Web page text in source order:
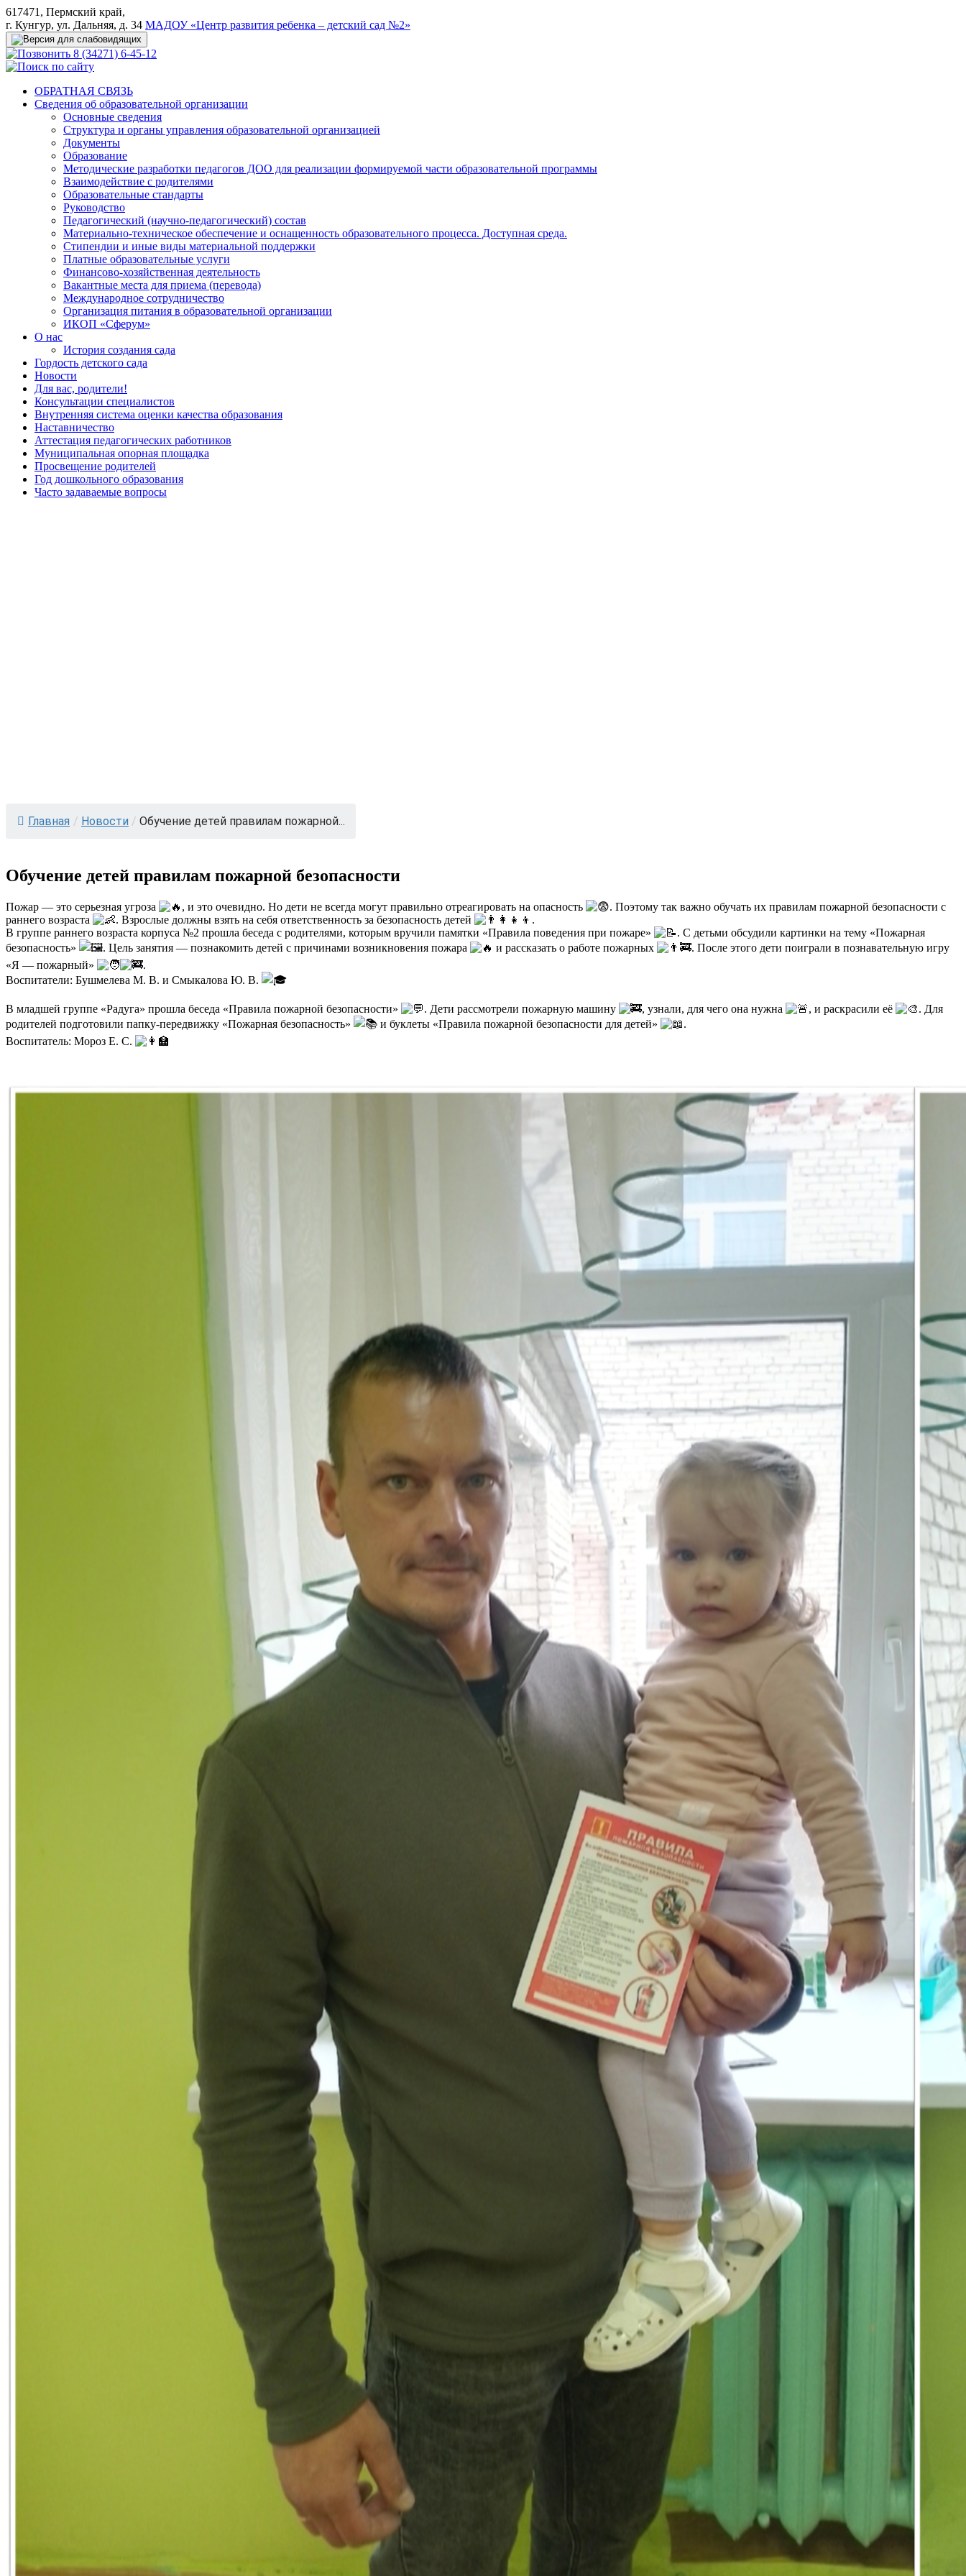
617471, Пермский край,
г. Кунгур, ул. Дальняя, д. 34 МАДОУ «Центр развития ребенка – детский сад №2»
8 (34271) 6-45-12
ОБРАТНАЯ СВЯЗЬ
Сведения об образовательной организации
Основные сведения
Структура и органы управления образовательной организацией
Документы
Образование
Методические разработки педагогов ДОО для реализации формируемой части образовательной программы
Взаимодействие с родителями
Образовательные стандарты
Руководство
Педагогический (научно-педагогический) состав
Материально-техническое обеспечение и оснащенность образовательного процесса. Доступная среда.
Стипендии и иные виды материальной поддержки
Платные образовательные услуги
Финансово-хозяйственная деятельность
Вакантные места для приема (перевода)
Международное сотрудничество
Организация питания в образовательной организации
ИКОП «Сферум»
О нас
История создания сада
Гордость детского сада
Новости
Для вас, родители!
Консультации специалистов
Внутренняя система оценки качества образования
Наставничество
Аттестация педагогических работников
Муниципальная опорная площадка
Просвещение родителей
Год дошкольного образования
Часто задаваемые вопросы
Главная / Новости / Обучение детей правилам пожарной...
Обучение детей правилам пожарной безопасности
Пожар — это серьезная угроза , и это очевидно. Но дети не всегда могут правильно отреагировать на опасность
. Поэтому так важно обучать их правилам пожарной безопасности с
раннего возраста
. Взрослые должны взять на себя ответственность за безопасность детей
.
В группе раннего возраста корпуса №2 прошла беседа с родителями, которым вручили памятки «Правила поведения при пожаре»
. С детьми обсудили картинки на тему «Пожарная
безопасность»
. Цель занятия — познакомить детей с причинами возникновения пожара и рассказать о работе пожарных
. После этого дети поиграли в познавательную игру
«Я — пожарный»
.
Воспитатели: Бушмелева М. В. и Смыкалова Ю. В.
В младшей группе «Радуга» прошла беседа «Правила пожарной безопасности» . Дети рассмотрели пожарную машину , узнали, для чего она нужна , и раскрасили её
. Для
родителей подготовили папку-передвижку «Пожарная безопасность»
и буклеты «Правила пожарной безопасности для детей»
.
Воспитатель: Мороз Е. С.